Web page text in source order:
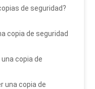
de seguridad?
copia de seguridad
copia de
una copia de